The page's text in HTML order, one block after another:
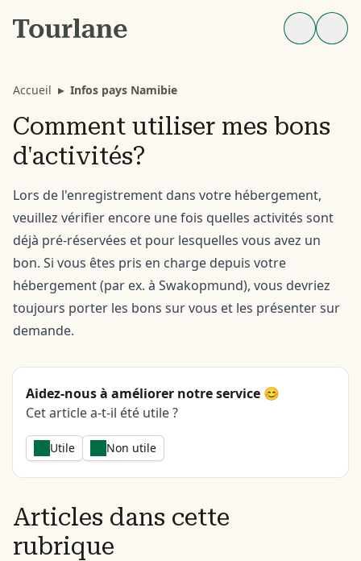
Accueil ▸ Infos pays Namibie
Comment utiliser mes bons
d'activités?
Lors de l'enregistrement dans votre hébergement,
veuillez vérifier encore une fois quelles activités sont
déjà pré-réservées et pour lesquelles vous avez un
bon. Si vous êtes pris en charge depuis votre
hébergement (par ex. à Swakopmund), vous devriez
toujours porter les bons sur vous et les présenter sur
demande.
Aidez-nous à améliorer notre service 😊
Cet article a-t-il été utile ?
Utile Non utile
Articles dans cette
rubrique